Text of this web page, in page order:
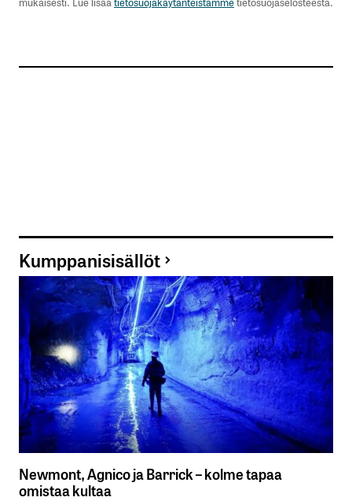
Kumppanisisällöt
Newmont, Agnico ja Barrick – kolme tapaa
omistaa kultaa